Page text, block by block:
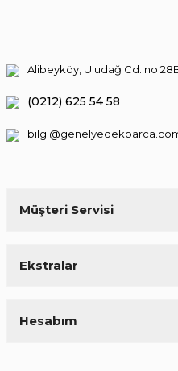
Müşteri Servisi
Ekstralar
Hesabım
Alibeyköy, Uludağ Cd.
(0212) 625 54 58